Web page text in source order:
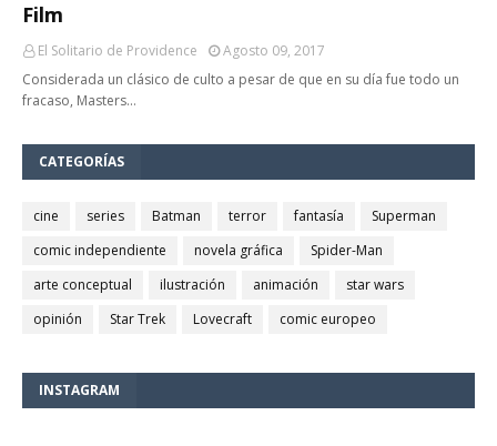
Film
El Solitario de Providence
Agosto 09, 2017
Considerada un clásico de culto a pesar de que en su día fue todo un
fracaso, Masters…
CATEGORÍAS
cine series Batman terror fantasía
Superman
comic independiente
novela gráfica
Spider-Man
arte conceptual
ilustración animación
star wars
opinión
Star Trek Lovecraft comic europeo
INSTAGRAM